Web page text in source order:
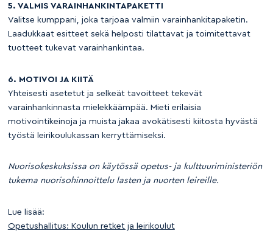
5. VALMIS VARAINHANKINTAPAKETTI
Valitse kumppani, joka tarjoaa valmiin varainhankitapaketin.
Laadukkaat esitteet sekä helposti tilattavat ja toimitettavat
tuotteet tukevat varainhankintaa.
6. MOTIVOI JA KIITÄ
Yhteisesti asetetut ja selkeät tavoitteet tekevät
varainhankinnasta mielekkäämpää. Mieti erilaisia
motivointikeinoja ja muista jakaa avokätisesti kiitosta hyvästä
työstä leirikoulukassan kerryttämiseksi.
Nuorisokeskuksissa on käytössä opetus- ja kulttuuriministeriön
tukema nuorisohinnoittelu lasten ja nuorten leireille.
Lue lisää:
Opetushallitus: Koulun retket ja leirikoulut